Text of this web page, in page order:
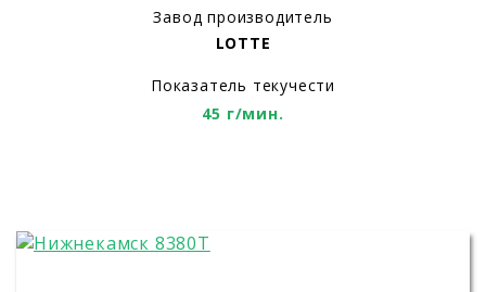
Завод производитель
LOTTE
Показатель текучести
45 г/мин.